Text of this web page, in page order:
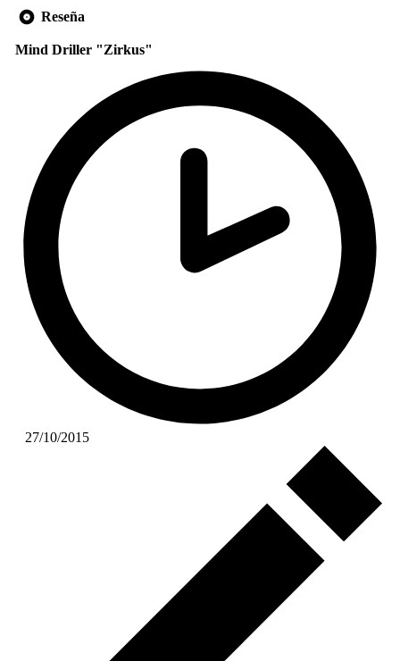
Reseña
Mind Driller "Zirkus"
27/10/2015